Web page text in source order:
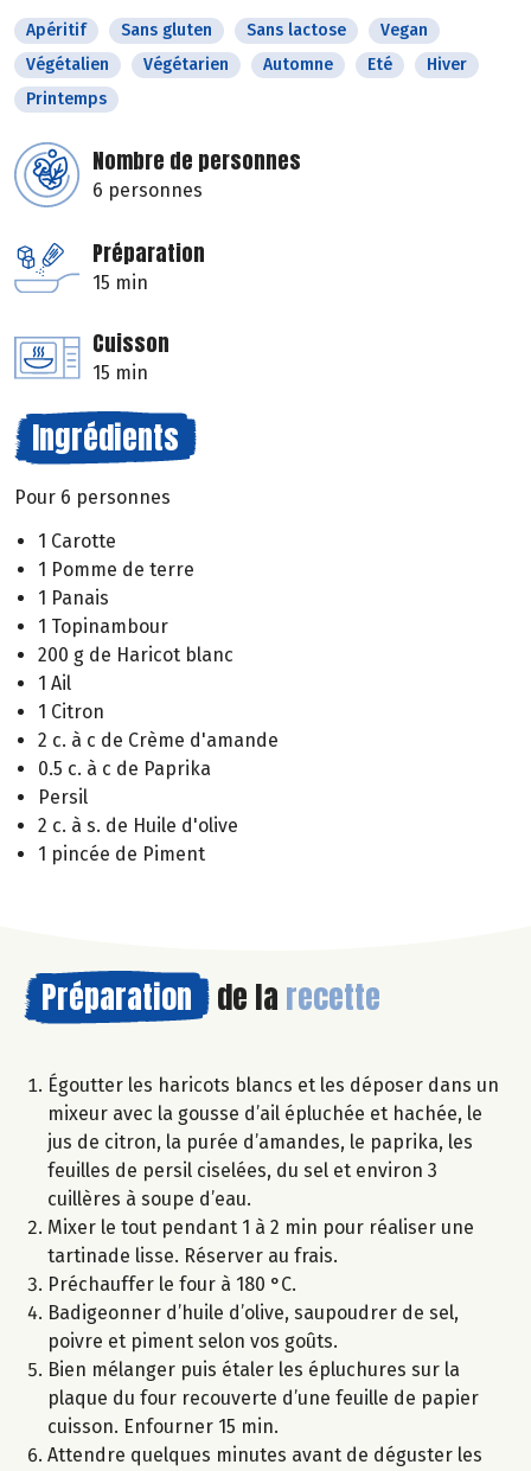
Apéritif Sans gluten Sans lactose
Vegan
Végétalien
Végétarien Automne Eté
Hiver
Printemps
Nombre de personnes
6 personnes
Préparation
15 min
Cuisson
15 min
Ingrédients
Pour 6 personnes
1 Carotte
1 Pomme de terre
1 Panais
1 Topinambour
200 g de Haricot blanc
1 Ail
1 Citron
2 c. à c de Crème d'amande
0.5 c. à c de Paprika
Persil
2 c. à s. de Huile d'olive
1 pincée de Piment
Préparation de la recette
Égoutter les haricots blancs et les déposer dans un
mixeur avec la gousse d’ail épluchée et hachée, le
jus de citron, la purée d’amandes, le paprika, les
feuilles de persil ciselées, du sel et environ 3
cuillères à soupe d’eau.
Mixer le tout pendant 1 à 2 min pour réaliser une
tartinade lisse. Réserver au frais.
Préchauffer le four à 180 °C.
Badigeonner d’huile d’olive, saupoudrer de sel,
poivre et piment selon vos goûts.
Bien mélanger puis étaler les épluchures sur la
plaque du four recouverte d’une feuille de papier
cuisson. Enfourner 15 min.
Attendre quelques minutes avant de déguster les